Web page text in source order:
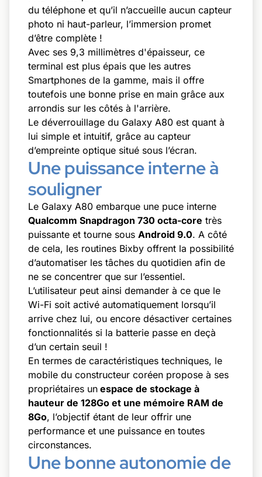
du téléphone et qu’il n’accueille aucun capteur
photo ni haut-parleur, l’immersion promet
d’être complète !
Avec ses 9,3 millimètres d'épaisseur, ce
terminal est plus épais que les autres
Smartphones de la gamme, mais il offre
toutefois une bonne prise en main grâce aux
arrondis sur les côtés à l'arrière.
Le déverrouillage du Galaxy A80 est quant à
lui simple et intuitif, grâce au capteur
d’empreinte optique situé sous l’écran.
Une puissance interne à
souligner
Le Galaxy A80 embarque une puce interne
Qualcomm Snapdragon 730 octa-core très
puissante et tourne sous Android 9.0. A côté
de cela, les routines Bixby offrent la possibilité
d’automatiser les tâches du quotidien afin de
ne se concentrer que sur l’essentiel.
L’utilisateur peut ainsi demander à ce que le
Wi-Fi soit activé automatiquement lorsqu’il
arrive chez lui, ou encore désactiver certaines
fonctionnalités si la batterie passe en deçà
d’un certain seuil !
En termes de caractéristiques techniques, le
mobile du constructeur coréen propose à ses
propriétaires un espace de stockage à
hauteur de 128Go et une mémoire RAM de
8Go, l’objectif étant de leur offrir une
performance et une puissance en toutes
circonstances.
Une bonne autonomie de